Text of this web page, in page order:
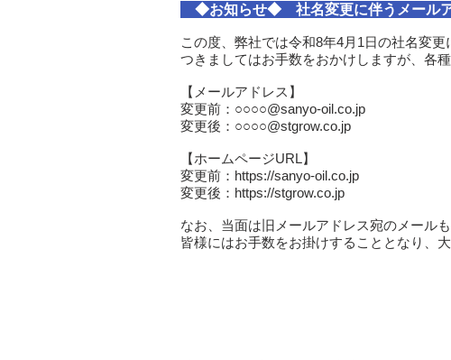
◆お知らせ◆ 社名変更に伴うメール
この度、弊社では令和8年4月1日の社名変
つきましてはお手数をおかけしますが、各
【メールアドレス】
変更前：○○○○@sanyo-oil.co.jp
変更後：○○○○@stgrow.co.jp
【ホームページURL】
変更前：https://sanyo-oil.co.jp
変更後：https://stgrow.co.jp
なお、当面は旧メールアドレス宛のメール
皆様にはお手数をお掛けすることとなり、